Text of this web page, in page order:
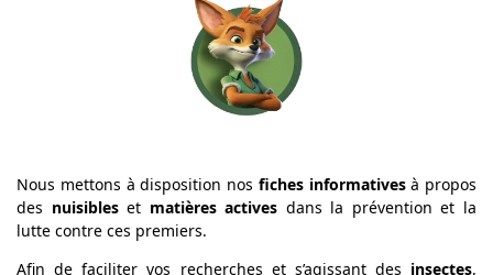
Nous mettons à disposition nos fiches informativesà propos
des nuisibleset matières actives dans la prévention et la
lutte contre ces premiers.
Afin de faciliter vos recherches et s’agissant des insectes,